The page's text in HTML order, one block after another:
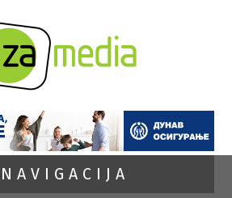
NAVIGACIJA